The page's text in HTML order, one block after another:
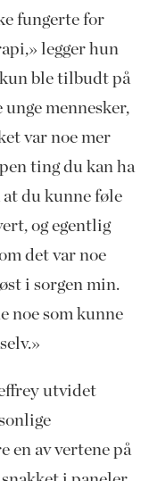
fungerte for
legger hun
ble tilbudt på
mennesker,
var noe mer
ting du kan ha
du kunne føle
og egentlig
det var noe
i sorgen min.
noe som kunne
utvidet
en av vertene på